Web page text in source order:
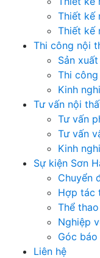
Thiết kế
Thiết kế
Thi công nội
Sản
Thi
Kinh
Tư vấn nội
Tư vấn
Tư vấn
Kinh
Sự kiện Sơn
Chuyển
Hợp tác
Thể
Nghiệp
Góc
Liên hệ